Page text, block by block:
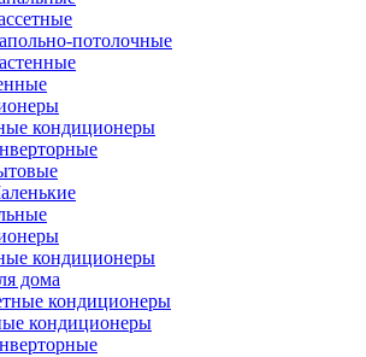
потолочные
кондиционеры
кондиционеры
дома
кондиционеры